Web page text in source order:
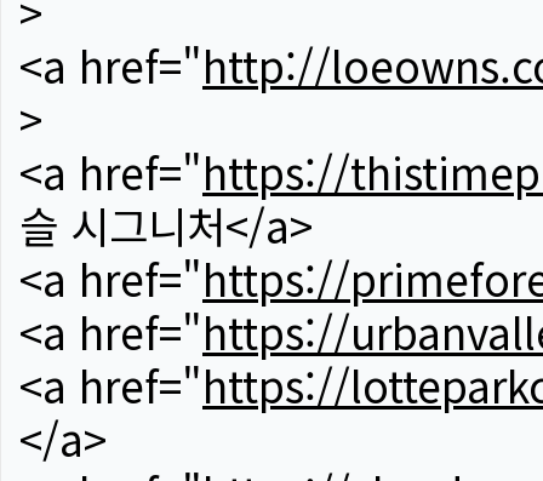
<a href="http://
>
<a href="https://
슬 시그니처</a>
<a href="https://
<a href="https://
<a href="https://
</a>